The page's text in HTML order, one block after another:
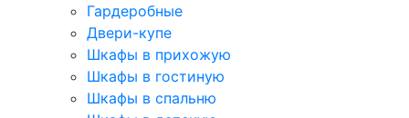
Гардеробные
Двери-купе
Шкафы в прихожую
Шкафы в гостиную
Шкафы в спальню